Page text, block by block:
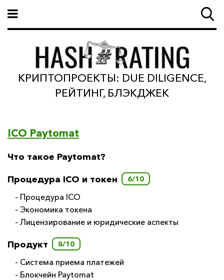
КРИПТОПРОЕКТЫ: DUE DILIGENCE,
РЕЙТИНГ, БЛЭКДЖЕК
ICO Paytomat
Что такое Paytomat?
Процедура ICO и токен 6/10
- Процедура ICO
- Экономика токена
- Лицензирование и юридические аспекты
Продукт 8/10
- Система приема платежей
- Блокчейн Paytomat